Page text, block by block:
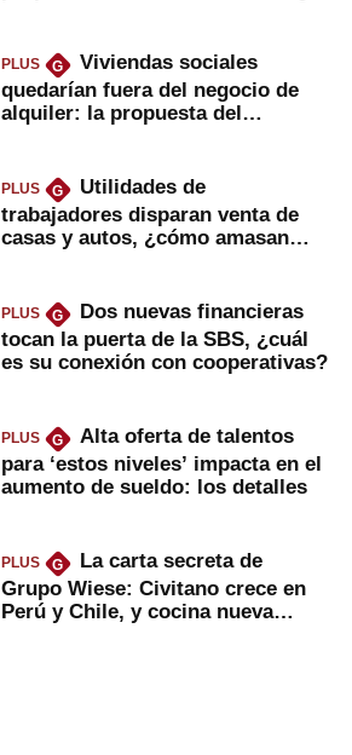
PLUS G
Viviendas sociales
quedarían fuera del negocio de
alquiler: la propuesta del
PLUS G
Utilidades de
trabajadores disparan venta de
casas y autos, ¿cómo amasan
PLUS G
Dos nuevas financieras
tocan la puerta de la SBS, ¿cuál
es su conexión con cooperativas?
PLUS G
Alta oferta de talentos
para ‘estos niveles’ impacta en el
aumento de sueldo: los detalles
PLUS G
La carta secreta de
Grupo Wiese: Civitano crece en
Perú y Chile, y cocina nueva